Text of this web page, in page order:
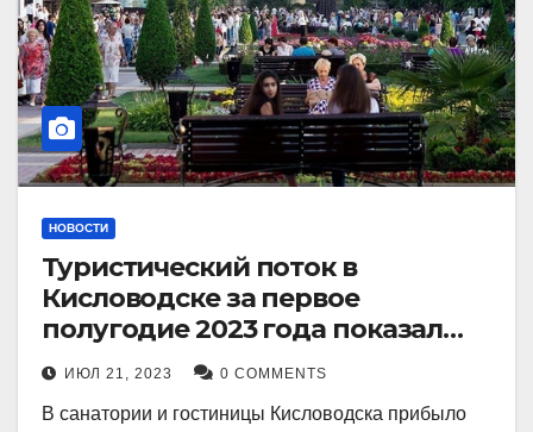
НОВОСТИ
Туристический поток в
Кисловодске за первое
полугодие 2023 года показал
рекордный рост в 21 процент.
ИЮЛ 21, 2023 0 COMMENTS
В санатории и гостиницы Кисловодска прибыло